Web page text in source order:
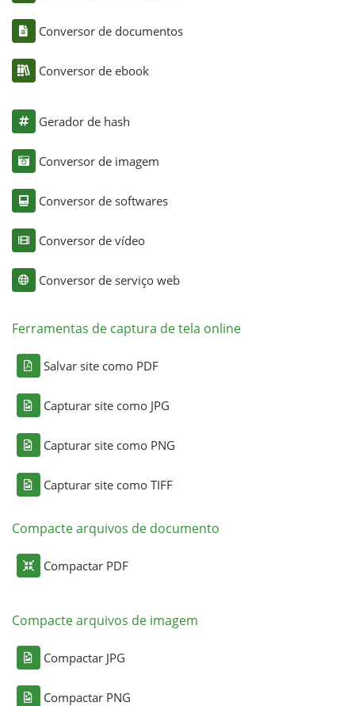
Conversor de documentos
Conversor de ebook
Gerador de hash
Conversor de imagem
Conversor de softwares
Conversor de vídeo
Conversor de serviço web
Ferramentas de captura de tela online
Salvar site como PDF
Capturar site como JPG
Capturar site como PNG
Capturar site como TIFF
Compacte arquivos de documento
Compactar PDF
Compacte arquivos de imagem
Compactar JPG
Compactar PNG